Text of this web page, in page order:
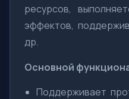
ресурсов,
эффектов,
др.
Основной
Поддерживает